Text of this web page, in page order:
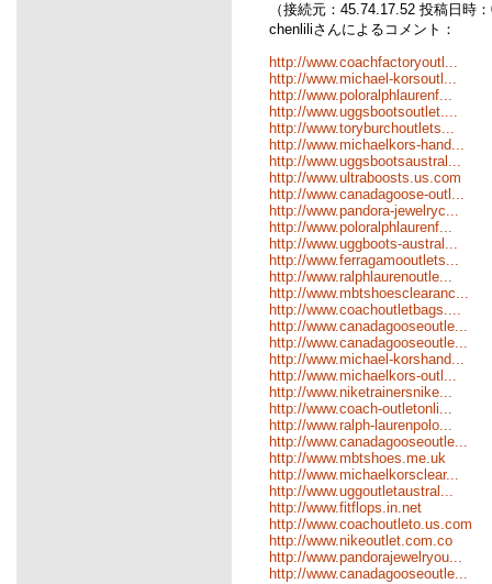
（接続元：45.74.17.52 投稿日時
chenliliさんによるコメント：
http://www.coachfactoryoutl...
http://www.michael-korsoutl...
http://www.poloralphlaurenf...
http://www.uggsbootsoutlet....
http://www.toryburchoutlets...
http://www.michaelkors-hand...
http://www.uggsbootsaustral...
http://www.ultraboosts.us.com
http://www.canadagoose-outl...
http://www.pandora-jewelryc...
http://www.poloralphlaurenf...
http://www.uggboots-austral...
http://www.ferragamooutlets...
http://www.ralphlaurenoutle...
http://www.mbtshoesclearanc...
http://www.coachoutletbags....
http://www.canadagooseoutle...
http://www.canadagooseoutle...
http://www.michael-korshand...
http://www.michaelkors-outl...
http://www.niketrainersnike...
http://www.coach-outletonli...
http://www.ralph-laurenpolo...
http://www.canadagooseoutle...
http://www.mbtshoes.me.uk
http://www.michaelkorsclear...
http://www.uggoutletaustral...
http://www.fitflops.in.net
http://www.coachoutleto.us.com
http://www.nikeoutlet.com.co
http://www.pandorajewelryou...
http://www.canadagooseoutle...